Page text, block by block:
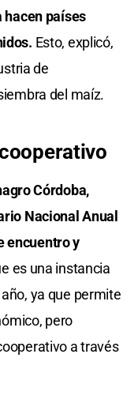
hacen países
Esto, explicó,
de
del maíz.
Córdoba,
Nacional Anual
encuentro y
es una instancia
ya que permite
pero
a través